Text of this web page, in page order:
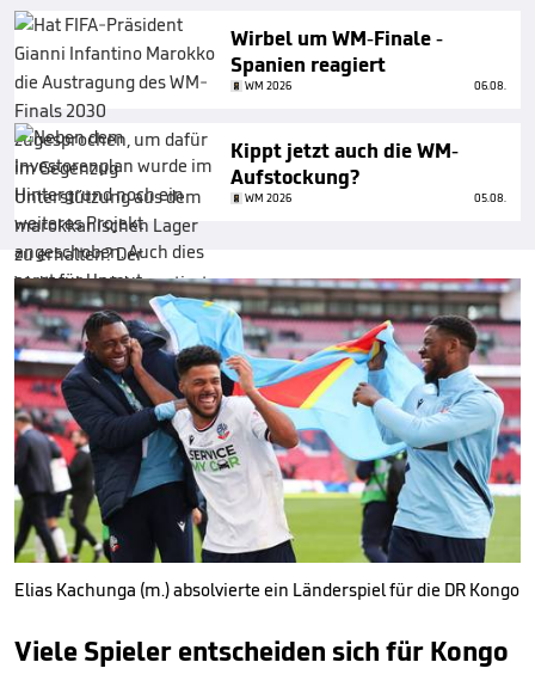
Wirbel um WM-Finale -
Spanien reagiert
WM 2026 06.08.
Kippt jetzt auch die WM-
Aufstockung?
WM 2026 05.08.
Elias Kachunga (m.) absolvierte ein Länderspiel für die DR Kongo
Viele Spieler entscheiden sich für Kongo